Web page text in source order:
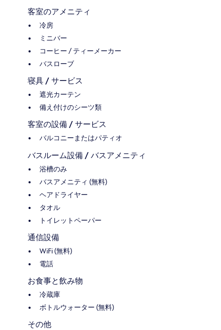
客室のアメニティ
冷房
ミニバー
コーヒー / ティーメーカー
バスローブ
寝具 / サービス
遮光カーテン
備え付けのシーツ類
客室の設備 / サービス
バルコニーまたはパティオ
バスルーム設備 / バスアメニティ
浴槽のみ
バスアメニティ (無料)
ヘアドライヤー
タオル
トイレットペーパー
通信設備
WiFi (無料)
電話
お食事と飲み物
冷蔵庫
ボトルウォーター (無料)
その他